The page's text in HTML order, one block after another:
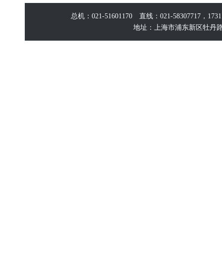
总机：021-51601170 直线：021-58307717，
地址：上海市浦东新区牡丹